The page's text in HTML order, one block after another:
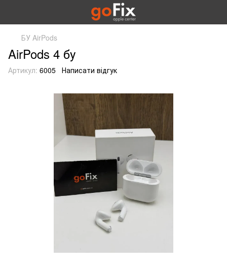
БУ AirPods
AirPods 4 бу
Артикул: 6005 Написати відгук